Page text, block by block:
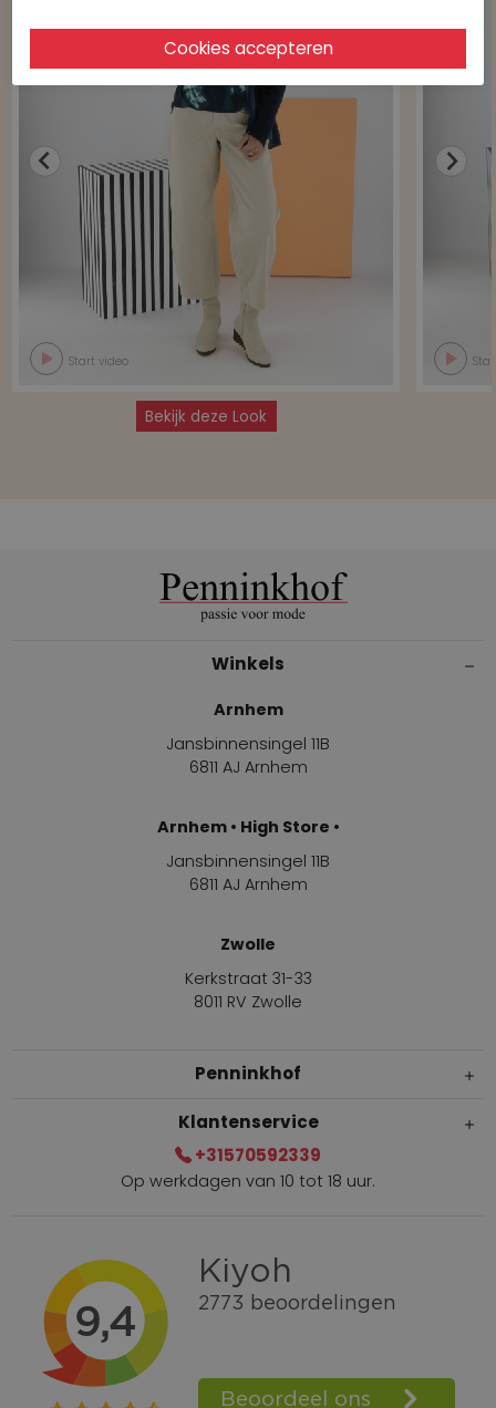
Start video
Bekijk deze Look
Winkels
Arnhem
Jansbinnensingel 11B
6811 AJ Arnhem
Arnhem • High Store •
Jansbinnensingel 11B
6811 AJ Arnhem
Zwolle
Kerkstraat 31-33
8011 RV Zwolle
Penninkhof
Gratis verzending vanaf € 100,=
Bel +31570592339
Spaarpunten
Shop the Look
Klantenservice
+31570592339
Op werkdagen van 10 tot 18 uur.